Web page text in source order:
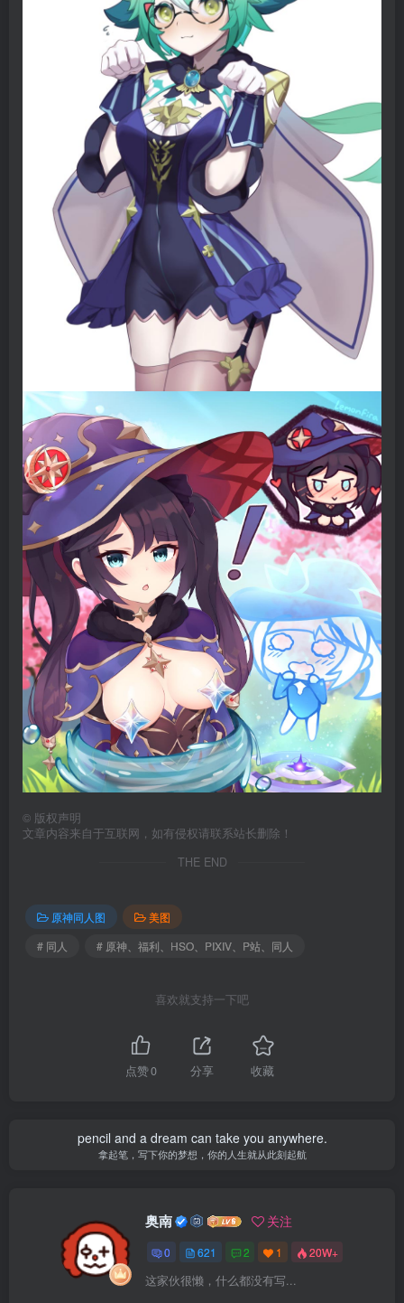
© 版权声明
文章内容来自于互联网，如有侵权请联系站长删除！
THE END
原神同人图
美图
# 同人
# 原神、福利、HSO、PIXIV、P站、同人
喜欢就支持一下吧
点赞0 分享 收藏
pencil and a dream can take you anywhere.
拿起笔，写下你的梦想，你的人生就从此刻起航
奥南 关注
0 621 2 1 20W+
这家伙很懒，什么都没有写...